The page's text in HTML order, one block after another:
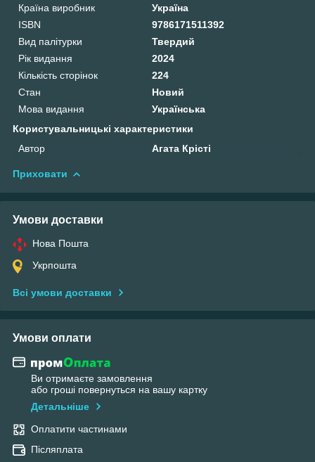
Країна виробник
Україна
ISBN
9786171511392
Вид палітурки
Твердий
Рік видання
2024
Кількість сторінок
224
Стан
Новий
Мова видання
Українська
Користувальницькі характеристики
Автор
Агата Крісті
Приховати
Умови доставки
Нова Пошта
Укрпошта
Всі умови доставки
Умови оплати
Ви отримаєте замовлення
або гроші повернуться на вашу картку
Детальніше
Оплатити частинами
Післяплата